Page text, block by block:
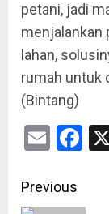
petani, jadi
menjalankan
lahan,
rumah untuk
(Bintang)
Email
Previous